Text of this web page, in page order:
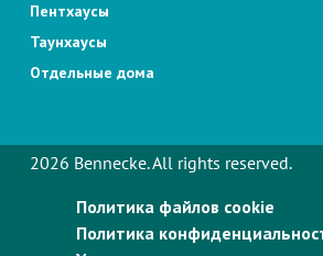
Пентхаусы
Таунхаусы
Отдельные дома
2026 Bennecke. All rights reserved.
Политика файлов cookie
Политика